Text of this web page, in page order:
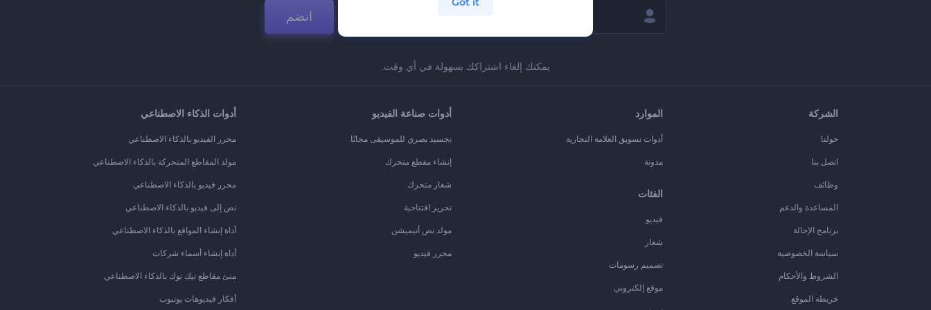
انضم
يمكنك إلغاء اشتراكك بسهولة في أي وقت.
الشركة
حولنا
اتصل بنا
وظائف
المساعدة والدعم
برنامج الإحالة
سياسة الخصوصية
الشروط والأحكام
خريطة الموقع
الموارد
أدوات تسويق العلامة التجارية
مدونة
الفئات
فيديو
شعار
تصميم رسومات
موقع إلكتروني
أدوات صناعة الفيديو
تجسيد بصري للموسيقى مجانًا
إنشاء مقطع متحرك
شعار متحرك
تحرير افتتاحية
مولد نص أنيميشن
محرر فيديو
أدوات الذكاء الاصطناعي
محرر الفيديو بالذكاء الاصطناعي
مولد المقاطع المتحركة بالذكاء الاصطناعي
محرر فيديو بالذكاء الاصطناعي
نص إلى فيديو بالذكاء الاصطناعي
أداة إنشاء المواقع بالذكاء الاصطناعي
أداة إنشاء أسماء شركات
منئ مقاطع تيك توك بالذكاء الاصطناعي
أفكار فيديوهات يوتيوب